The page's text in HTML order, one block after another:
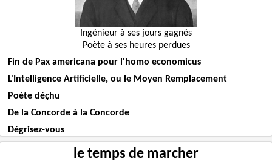
Ingénieur à ses jours gagnés
Poète à ses heures perdues
Fin de Pax americana pour l'homo economicus
L'Intelligence Artificielle, ou le Moyen Remplacement
Poète déçhu
De la Concorde à la Concorde
Dégrisez-vous
le temps de marcher